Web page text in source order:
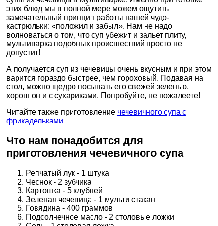
этих блюд мы в полной мере можем ощутить
замечательный принцип работы нашей чудо-
кастрюльки: «положил и забыл». Нам не надо
волноваться о том, что суп убежит и зальет плиту,
мультиварка подобных происшествий просто не
допустит!
А получается суп из чечевицы очень вкусным и при этом
варится гораздо быстрее, чем гороховый. Подавая на
стол, можно щедро посыпать его свежей зеленью,
хорош он и с сухариками. Попробуйте, не пожалеете!
Читайте также приготовление чечевичного супа с
фрикадельками.
Что нам понадобится для
приготовления чечевичного супа
Репчатый лук - 1 штука
Чеснок - 2 зубчика
Картошка - 5 клубней
Зеленая чечевица - 1 мульти стакан
Говядина - 400 граммов
Подсолнечное масло - 2 столовые ложки